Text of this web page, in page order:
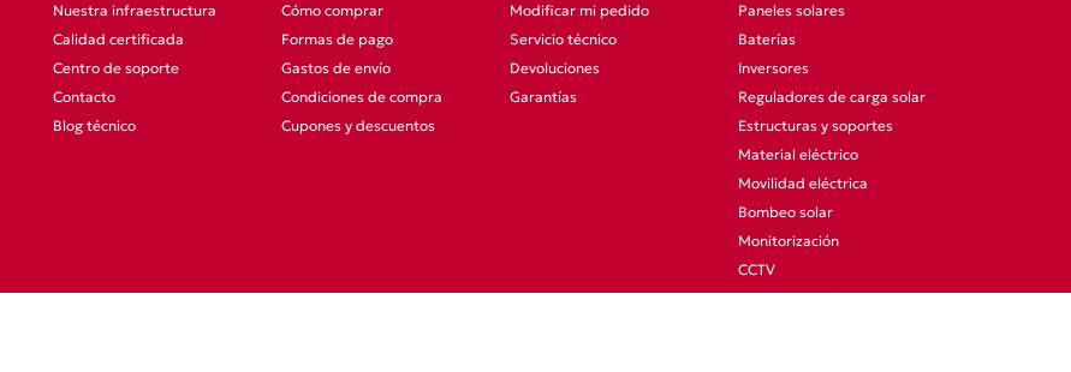
Nuestra infraestructura
Calidad certificada
Centro de soporte
Contacto
Blog técnico
Cómo comprar
Formas de pago
Gastos de envío
Condiciones de compra
Cupones y descuentos
Modificar mi pedido
Servicio técnico
Devoluciones
Garantías
Paneles solares
Baterías
Inversores
Reguladores de carga solar
Estructuras y soportes
Material eléctrico
Movilidad eléctrica
Bombeo solar
Monitorización
CCTV
Otras categorías